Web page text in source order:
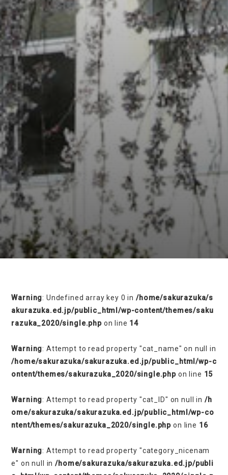
t/themes/sakurazuka_2020/header.php
on line230
Warning: Undefined array key 0 in /home/sakurazuka/s
akurazuka.ed.jp/public_html/wp-content/themes/saku
razuka_2020/single.phpon line 14
Warning: Attempt to read property "cat_name" on null in
/home/sakurazuka/sakurazuka.ed.jp/public_html/wp-c
ontent/themes/sakurazuka_2020/single.php on line 15
Warning: Attempt to read property "cat_ID" on null in /h
ome/sakurazuka/sakurazuka.ed.jp/public_html/wp-co
ntent/themes/sakurazuka_2020/single.php on line 16
Warning: Attempt to read property "category_nicenam
e" on null in/home/sakurazuka/sakurazuka.ed.jp/publi